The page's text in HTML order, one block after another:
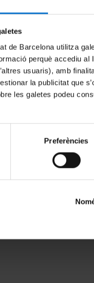
de Barcelona utilitza
perquè accediu
usuaris), amb
la publicitat que
les galetes podeu
Preferències
Cookies